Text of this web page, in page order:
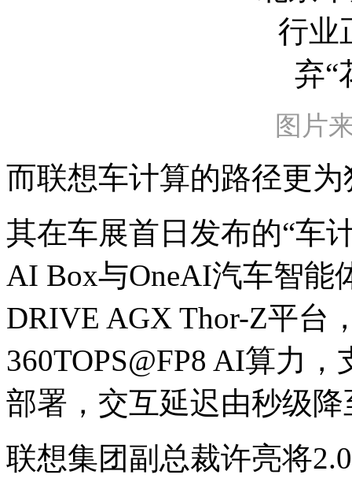
图片
而联想车计算的路径更为
其在车展首日发布的“车
AI Box与OneAI汽车智
DRIVE AGX Thor-Z平台
360TOPS@FP8 AI算力
部署，交互延迟由秒级
联想集团副总裁许亮将